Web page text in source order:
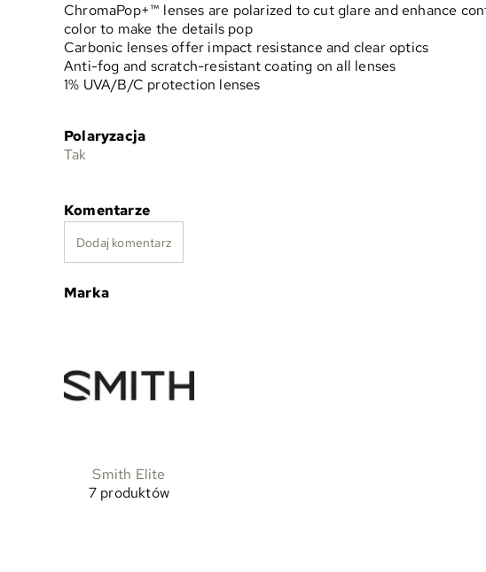
ChromaPop+™ lenses are polarized to cut glare and enhance
color to make the details pop
Carbonic lenses offer impact resistance and clear optics
Anti-fog and scratch-resistant coating on all lenses
1% UVA/B/C protection lenses
Polaryzacja
Tak
Komentarze
Dodaj komentarz
Marka
Smith Elite
7 produktów